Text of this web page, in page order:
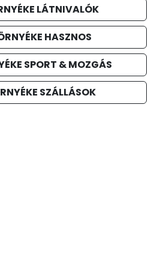
LÁTNIVALÓK
HASZNOS
SPORT & MOZGÁS
SZÁLLÁSOK